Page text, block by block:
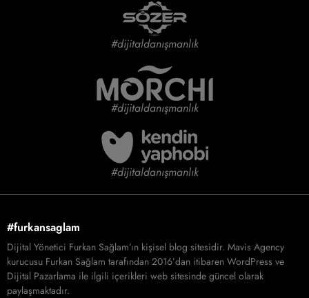
#dijitaldanışmanlık
#dijitaldanışmanlık
#dijitaldanışmanlık
#furkansaglam
Dijital Yönetici Furkan Sağlam’ın kişisel blog sitesidir. Mavis Agency
kurucusu Furkan Sağlam tarafından 2016’dan itibaren WordPress ve
Dijital Pazarlama ile ilgili içerikleri web sitesinde güncel olarak
paylaşmaktadır.